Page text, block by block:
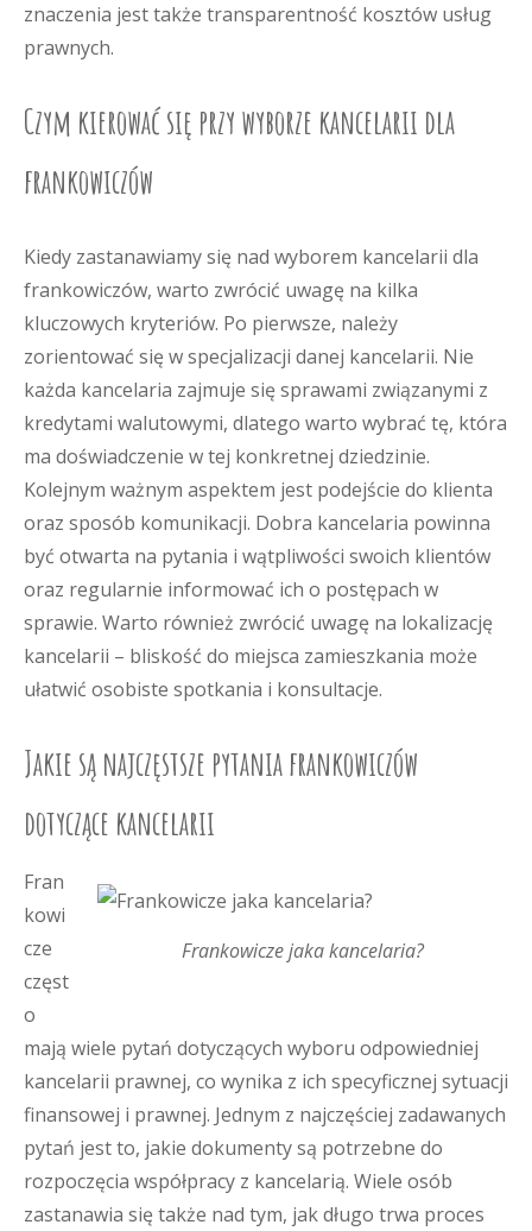
znaczenia jest także transparentność kosztów usług
prawnych.
Czym kierować się przy wyborze kancelarii dla
frankowiczów
Kiedy zastanawiamy się nad wyborem kancelarii dla
frankowiczów, warto zwrócić uwagę na kilka
kluczowych kryteriów. Po pierwsze, należy
zorientować się w specjalizacji danej kancelarii. Nie
każda kancelaria zajmuje się sprawami związanymi z
kredytami walutowymi, dlatego warto wybrać tę, która
ma doświadczenie w tej konkretnej dziedzinie.
Kolejnym ważnym aspektem jest podejście do klienta
oraz sposób komunikacji. Dobra kancelaria powinna
być otwarta na pytania i wątpliwości swoich klientów
oraz regularnie informować ich o postępach w
sprawie. Warto również zwrócić uwagę na lokalizację
kancelarii – bliskość do miejsca zamieszkania może
ułatwić osobiste spotkania i konsultacje.
Jakie są najczęstsze pytania frankowiczów
dotyczące kancelarii
Frankowicze jaka kancelaria?
Fran
kowi
cze
częst
o
mają wiele pytań dotyczących wyboru odpowiedniej
kancelarii prawnej, co wynika z ich specyficznej sytuacji
finansowej i prawnej. Jednym z najczęściej zadawanych
pytań jest to, jakie dokumenty są potrzebne do
rozpoczęcia współpracy z kancelarią. Wiele osób
zastanawia się także nad tym, jak długo trwa proces